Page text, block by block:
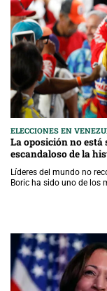
ELECCIONES EN
La oposición no está
escandaloso de la
Líderes del mundo no
Boric ha sido uno de los